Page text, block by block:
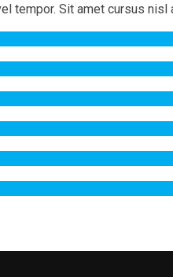
tempor. Sit amet cursus